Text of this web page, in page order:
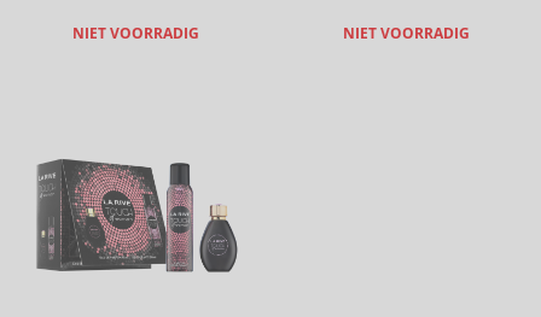
NIET VOORRADIG NIET VOORRADIG